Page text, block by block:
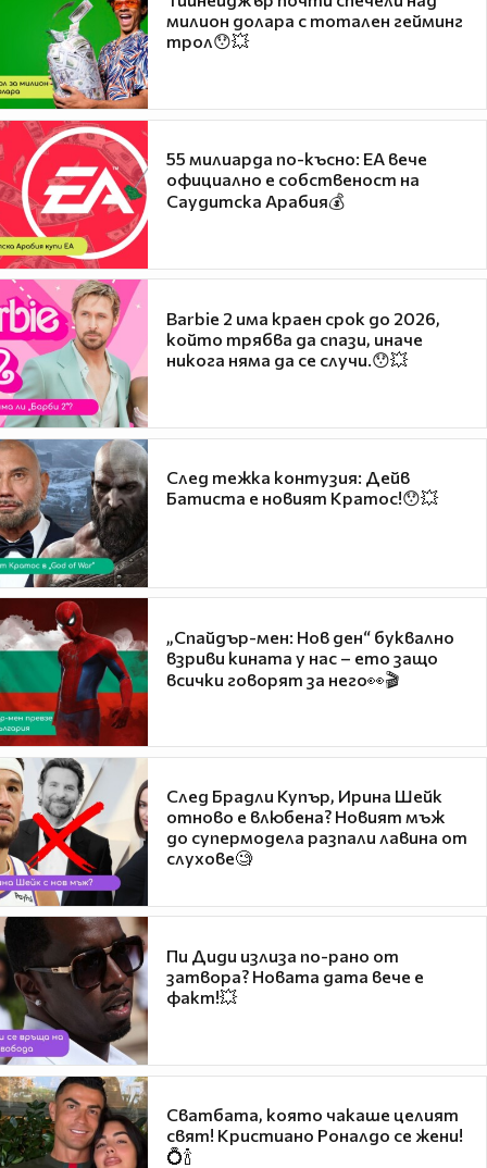
милион долара с тотален гейминг
трол😯💥
55 милиарда по-късно: EA вече
официално е собственост на
Саудитска Арабия💰
Barbie 2 има краен срок до 2026,
който трябва да спази, иначе
никога няма да се случи.😯💥
След тежка контузия: Дейв
Батиста е новият Кратос!😯💥
„Спайдър-мен: Нов ден“ буквално
взриви кината у нас – ето защо
всички говорят за него👀🎬
След Брадли Купър, Ирина Шейк
отново е влюбена? Новият мъж
до супермодела разпали лавина от
слухове🧐
Пи Диди излиза по-рано от
затвора? Новата дата вече е
факт!💥
Сватбата, която чакаше целият
свят! Кристиано Роналдо се жени!
💍🍾